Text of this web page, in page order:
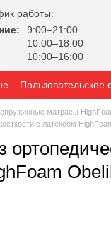
работы:
9:00–21:00
10:00–18:00
10:00–16:00
Пользовательское
матрасы
с латексом